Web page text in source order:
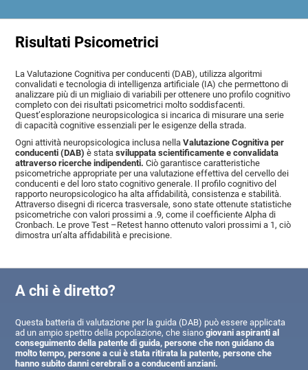
Risultati Psicometrici
La Valutazione Cognitiva per conducenti (DAB), utilizza algoritmi
convalidati e tecnologia di intelligenza artificiale (IA) che permettono di
analizzare più di un migliaio di variabili per ottenere uno profilo cognitivo
completo con dei risultati psicometrici molto soddisfacenti.
Quest’esplorazione neuropsicologica si incarica di misurare una serie
di capacità cognitive essenziali per le esigenze della strada.
Ogni attività neuropsicologica inclusa nellaValutazione Cognitiva per
conducenti (DAB) è statasviluppata scientificamente e convalidata
attraverso ricerche indipendenti. Ciò garantisce caratteristiche
psicometriche appropriate per una valutazione effettiva del cervello dei
conducenti e del loro stato cognitivo generale. Il profilo cognitivo del
rapporto neuropsicologico ha alta affidabilità, consistenza e stabilità.
Attraverso disegni di ricerca trasversale, sono state ottenute statistiche
psicometriche con valori prossimi a .9, come il coefficiente Alpha di
Cronbach. Le prove Test –Retest hanno ottenuto valori prossimi a 1, ciò
dimostra un’alta affidabilità e precisione.
A chi è diretto?
Questa batteria di valutazione per la guida (DAB) può essere applicata
ad un ampio spettro della popolazione, che sianogiovani aspiranti al
conseguimento della patente di guida, persone che non guidano da
molto tempo, persone a cui è stata ritirata la patente, persone che
hanno subito danni cerebrali o a conducenti anziani.